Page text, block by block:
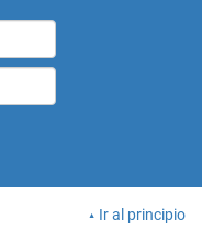
Ir al principio